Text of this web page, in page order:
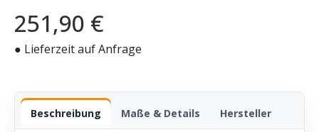
Regulärer Preis:
251,90 €
● Lieferzeit auf Anfrage
Beschreibung Maße & Details Hersteller